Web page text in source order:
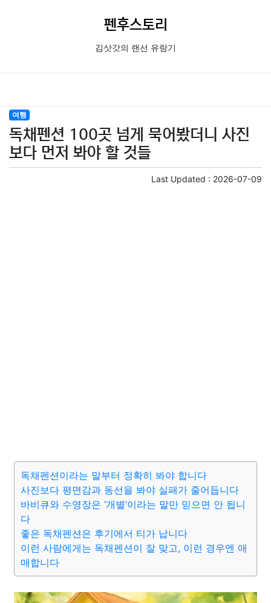
펜후스토리
김삿갓의 랜선 유랑기
여행
독채펜션 100곳 넘게 묵어봤더니 사진
보다 먼저 봐야 할 것들
Last Updated : 2026-07-09
독채펜션이라는 말부터 정확히 봐야 합니다
사진보다 평면감과 동선을 봐야 실패가 줄어듭니다
바비큐와 수영장은 ‘개별’이라는 말만 믿으면 안 됩니
다
좋은 독채펜션은 후기에서 티가 납니다
이런 사람에게는 독채펜션이 잘 맞고, 이런 경우엔 애
매합니다